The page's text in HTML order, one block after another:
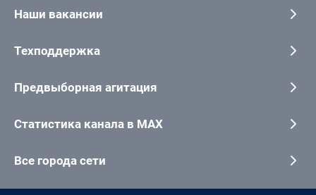
Наши вакансии
Техподдержка
Предвыборная агитация
Статистика канала в MAX
Все города сети